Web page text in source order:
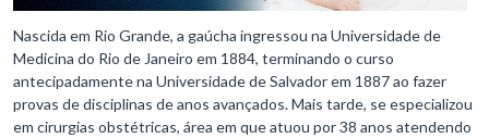
Nascida em Rio Grande, a gaúcha ingressou na Universidade de
Medicina do Rio de Janeiro em 1884, terminando o curso
antecipadamente na Universidade de Salvador em 1887 ao fazer
provas de disciplinas de anos avançados. Mais tarde, se especializou
em cirurgias obstétricas, área em que atuou por 38 anos atendendo